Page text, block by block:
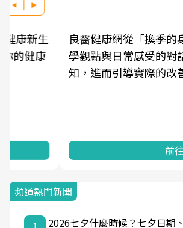
良醫健康網從「換季的身體變化
學觀點與日常感受的對話，建立
知，進而引導實際的改善行動。
頻道熱門新聞
2026七夕什麼時候？七夕日期